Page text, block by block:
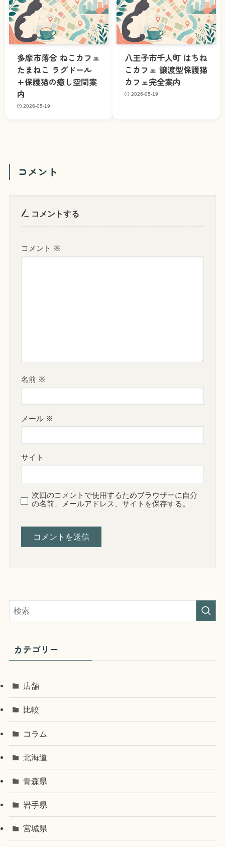
多摩市落合 ねこカフェ
たまねこ ラグドール
+保護猫の癒し空間案
内
2026-05-19
八王子市千人町 はちね
こカフェ 譲渡型保護猫
カフェ完全案内
2026-05-19
コメント
コメントする
コメント ※
名前 ※
メール ※
サイト
次回のコメントで使用するためブラウザーに自分
の名前、メールアドレス、サイトを保存する。
カテゴリー
店舗
比較
コラム
北海道
青森県
岩手県
宮城県